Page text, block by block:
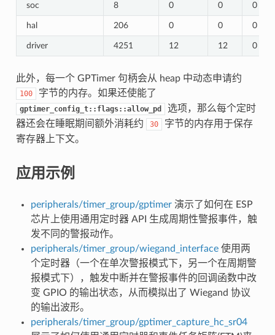
soc 8 0 0 0
hal 206 0 0 0
driver 4251 12 12 0
此外，每一个 GPTimer 句柄会从 heap 中动态申请约
100 字节的内存。如果还使能了
gptimer_config_t::flags::allow_pd
选项，那么每个定时
器还会在睡眠期间额外消耗约
30
字节的内存用于保存
寄存器上下文。
应用示例
peripherals/timer_group/gptimer演示了如何在 ESP
芯片上使用通用定时器 API 生成周期性警报事件，触
发不同的警报动作。
peripherals/timer_group/wiegand_interface使用两
个定时器（一个在单次警报模式下，另一个在周期警
报模式下），触发中断并在警报事件的回调函数中改
变 GPIO 的输出状态，从而模拟出了 Wiegand 协议
的输出波形。
peripherals/timer_group/gptimer_capture_hc_sr04